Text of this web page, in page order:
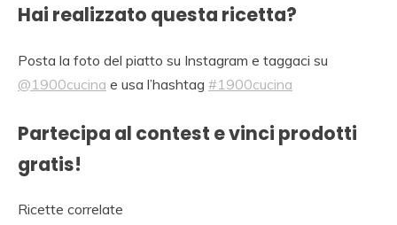
Hai realizzato questa ricetta?
Posta la foto del piatto su Instagram e taggaci su
@1900cucina e usa l’hashtag #1900cucina
Partecipa al contest e vinci prodotti
gratis!
Ricette correlate